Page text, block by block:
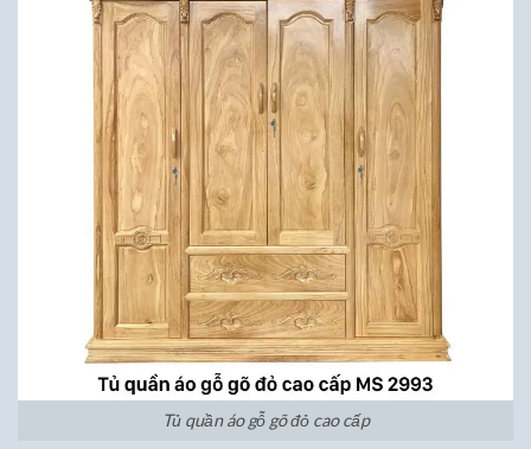
Tủ quần áo gỗ gõ đỏ cao cấp